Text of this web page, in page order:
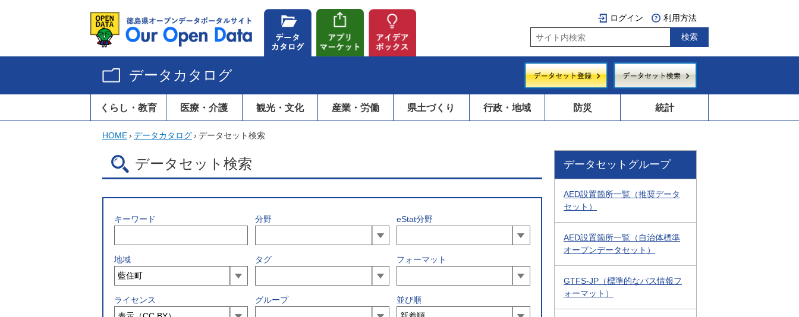
ログイン 利用方法
データカタログ
くらし・教育 医療・介護 観光・文化 産業・労働 県土づくり 行政・地域 防災 統計
HOME› データカタログ› データセット検索
データセット検索
キーワード 分野 eStat分野
地域 タグ フォーマット
ライセンス グループ 並び順
データセットグループ
AED設置箇所一覧（推奨データ
セット）
AED設置箇所一覧（自治体標準
オープンデータセット）
GTFS-JP（標準的なバス情報フ
ォーマット）